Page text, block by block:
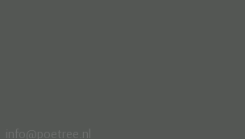
info@poetree.nl